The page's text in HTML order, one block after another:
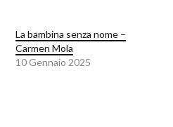
La bambina senza nome –
Carmen Mola
10 Gennaio 2025